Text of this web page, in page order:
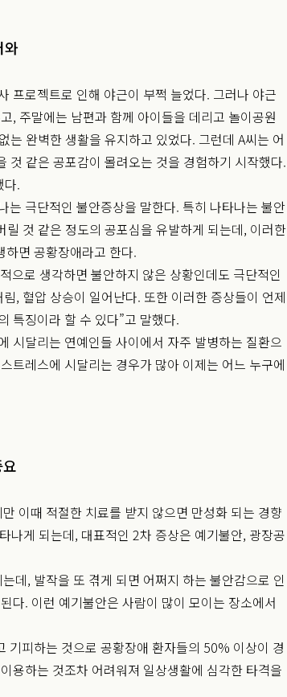
와
프로젝트로 인해 야근이 부쩍 늘었다. 그러나 야근
, 주말에는 남편과 함께 아이들을 데리고 놀이공원
완벽한 생활을 유지하고 있었다. 그런데 A씨는 어
것 같은 공포감이 몰려오는 것을 경험하기 시작했다.
다.
극단적인 불안증상을 말한다. 특히 나타나는 불안
것 같은 정도의 공포심을 유발하게 되는데, 이러한
하면 공황장애라고 한다.
으로 생각하면 불안하지 않은 상황인데도 극단적인
, 혈압 상승이 일어난다. 또한 이러한 증상들이 언제
특징이라 할 수 있다”고 말했다.
시달리는 연예인들 사이에서 자주 발병하는 질환으
트레스에 시달리는 경우가 많아 이제는 어느 누구에
이때 적절한 치료를 받지 않으면 만성화 되는 경향
나게 되는데, 대표적인 2차 증상은 예기불안, 광장공
데, 발작을 또 겪게 되면 어쩌지 하는 불안감으로 인
다. 이런 예기불안은 사람이 많이 모이는 장소에서
기피하는 것으로 공황장애 환자들의 50% 이상이 경
용하는 것조차 어려워져 일상생활에 심각한 타격을